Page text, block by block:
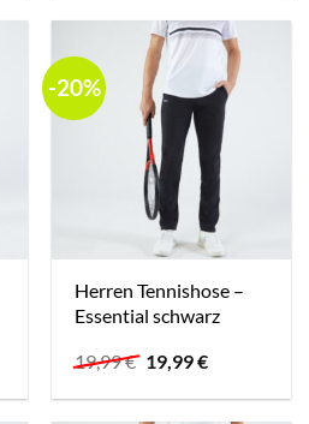
-20%
Herren Tennishose –
Essential schwarz
19,99€ Ursprünglicher
Preis
war:
19,99 €
19,99€Aktueller
ist:
19,99 €.